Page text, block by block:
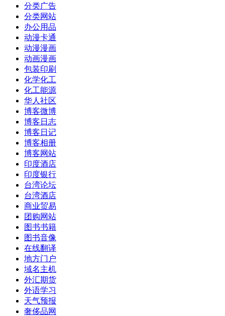
分类广告
分类网站
办公用品
动漫卡通
动漫漫画
动画漫画
包装印刷
化学化工
化工能源
华人社区
博客微博
博客日志
博客日记
博客相册
博客网站
印度酒店
印度银行
台湾论坛
台湾酒店
商业贸易
团购网站
图书书籍
图书音像
在线翻译
地方门户
域名主机
外汇期货
外语学习
天气预报
奢侈品网